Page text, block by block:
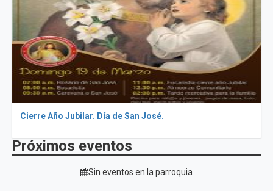
Cierre Año Jubilar. Día de San José.
Próximos eventos
Sin eventos en la parroquia